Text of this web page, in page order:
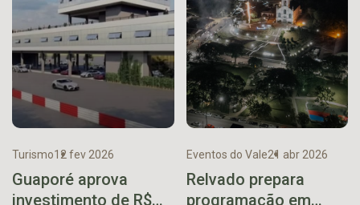
Turismo12 fev 2026
Guaporé aprova
investimento de R$
Eventos do Vale21 abr 2026
Relvado prepara
programação em